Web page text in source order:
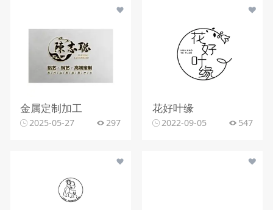
金属定制加工
2025-05-27 297
花好叶缘
2022-09-05 547